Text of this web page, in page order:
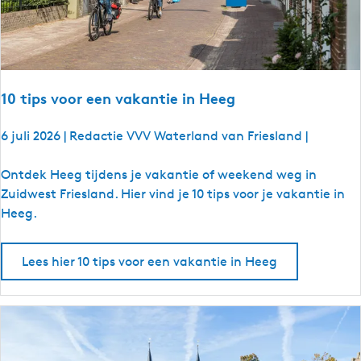
n
t
i
e
i
L
n
g
w
e
10 tips voor een vakantie in Heeg
6 juli 2026 | Redactie VVV Waterland van Friesland |
1
0
t
o
Ontdek Heeg tijdens je vakantie of weekend weg in
Zuidwest Friesland. Hier vind je 10 tips voor je vakantie in
Heeg.
Lees hier 10 tips voor een vakantie in Heeg